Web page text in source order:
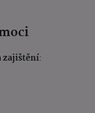
zajištění: